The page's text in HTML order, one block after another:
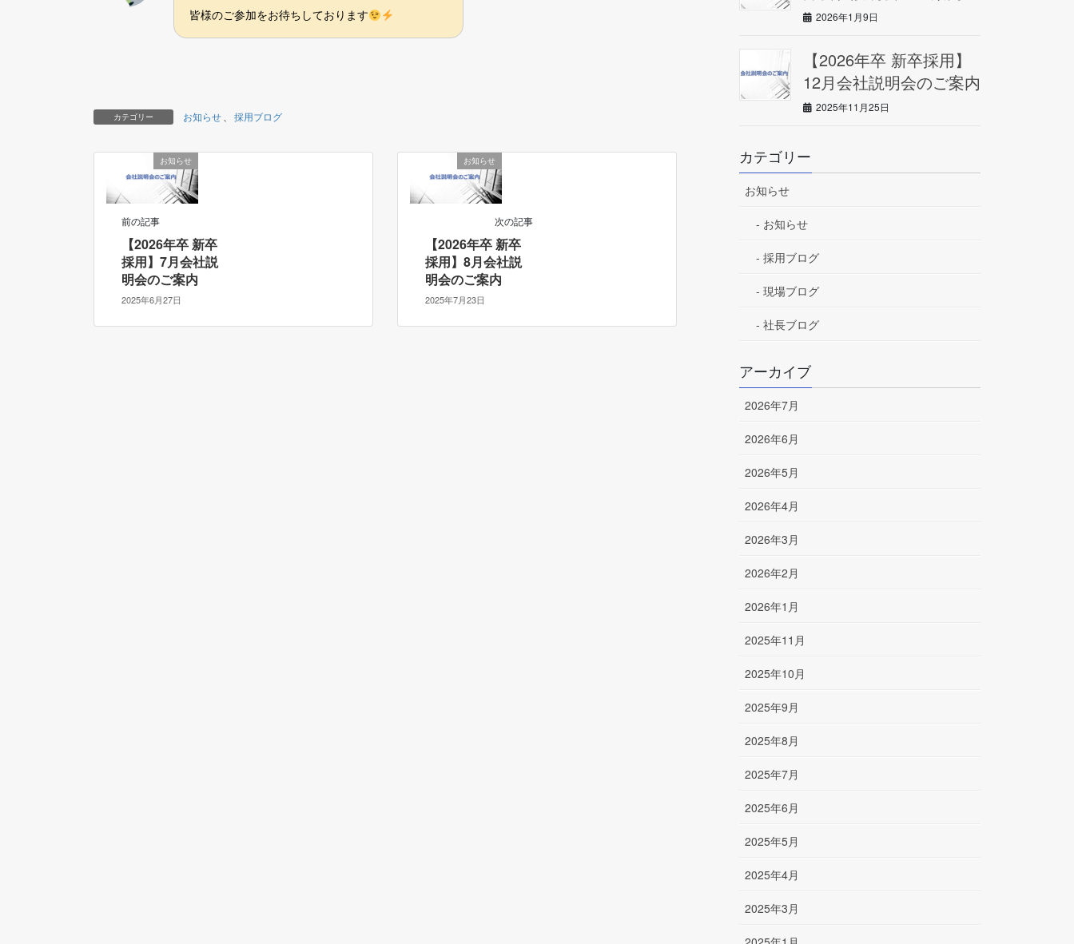
皆様のご参加をお待ちしております
カテゴリー お知らせ 採用ブログ
お知らせ
前の記事
【2026年卒 新卒
採用】7月会社説
明会のご案内
2025年6月27日
お知らせ
次の記事
【2026年卒 新卒
採用】8月会社説
明会のご案内
2025年7月23日
2026年1月9日
【2026年卒 新卒採用】
12月会社説明会のご案内
2025年11月25日
カテゴリー
お知らせ
お知らせ
採用ブログ
現場ブログ
社長ブログ
アーカイブ
2026年7月
2026年6月
2026年5月
2026年4月
2026年3月
2026年2月
2026年1月
2025年11月
2025年10月
2025年9月
2025年8月
2025年7月
2025年6月
2025年5月
2025年4月
2025年3月